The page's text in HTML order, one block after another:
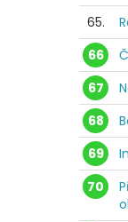
65.
66
67
68
69
70